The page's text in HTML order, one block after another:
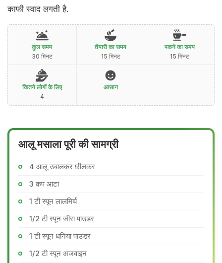
काफी स्वाद लगती है.
कुल समय
30 मिनट
तैयारी का समय
15 मिनट
पकने का समय
15 मिनट
कितने लोगों के लिए
4
आसान
आलू मसाला पूरी की सामग्री
4 आलू उबालकर छीलकर
3 कप आटा
1 टी स्पून लालमिर्च
1/2 टी स्पून जीरा पाउडर
1 टी स्पून धनिया पाउडर
1/2 टी स्पून अजवाइन